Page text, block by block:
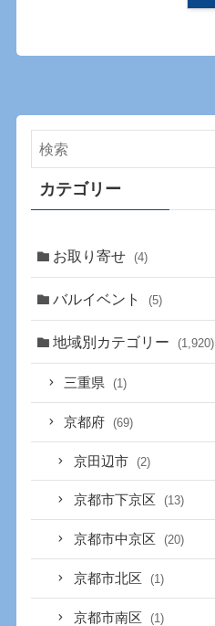
カテゴリー
お取り寄せ (4)
バルイベント (5)
地域別カテゴリー (1,920)
三重県 (1)
京都府 (69)
京田辺市 (2)
京都市下京区 (13)
京都市中京区 (20)
京都市北区 (1)
京都市南区 (1)